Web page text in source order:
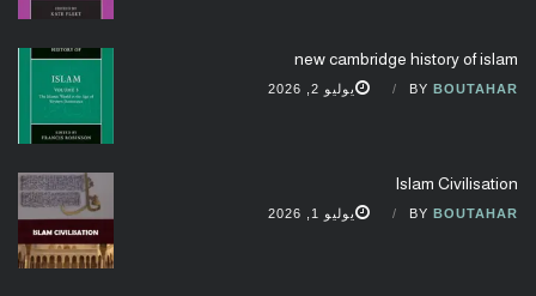
new cambridge history of islam
BY BOUTAHAR يوليو 2, 2026
Islam Civilisation
BY BOUTAHAR يوليو 1, 2026